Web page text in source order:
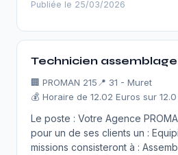
Publiée le 25/03/2026
Technicien
🏢 PROMAN 215 📍 31 - Muret
💰 Horaire de 12.02 Euros sur
Le poste : Votre Agence
pour un de ses clients un :
missions consisteront à :